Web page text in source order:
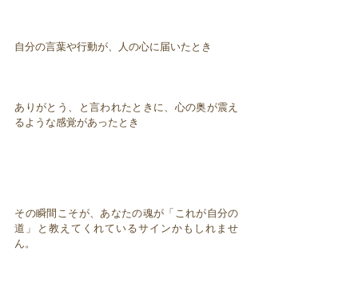
自分の言葉や行動が、人の心に届いたとき
ありがとう、と言われたときに、心の奥が震え
るような感覚があったとき
その瞬間こそが、あなたの魂が「これが自分の
道」と教えてくれているサインかもしれませ
ん。